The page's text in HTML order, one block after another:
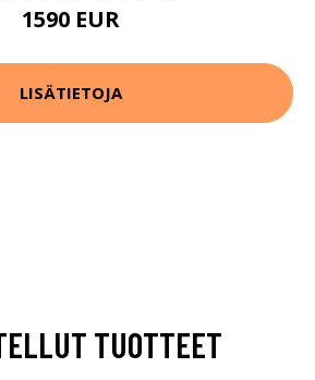
1590 EUR
LISÄTIETOJA
TUOTTEET